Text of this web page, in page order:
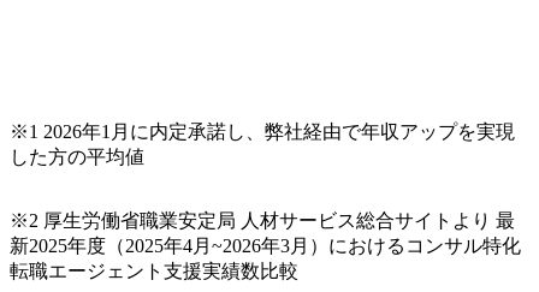
承ください。 【服装・持ち物】 ・特になし カジュアルな服
装でご参加ください。 【募集ポジション】 ITコンサルタン
定 ・全社デジタルトランスフォーメーション企画構想 ・業
務/組織/システムの現状分析/RPA選定/導入/実装 ・プライベ
ート/パブリッククラウド導入 ・AI活用による業務効率化/
※1 2026年1月に内定承諾し、弊社経由で年収アップを実現
した方の平均値
※2 厚生労働省職業安定局 人材サービス総合サイトより 最
新2025年度（2025年4月~2026年3月）におけるコンサル特化
転職エージェント支援実績数比較